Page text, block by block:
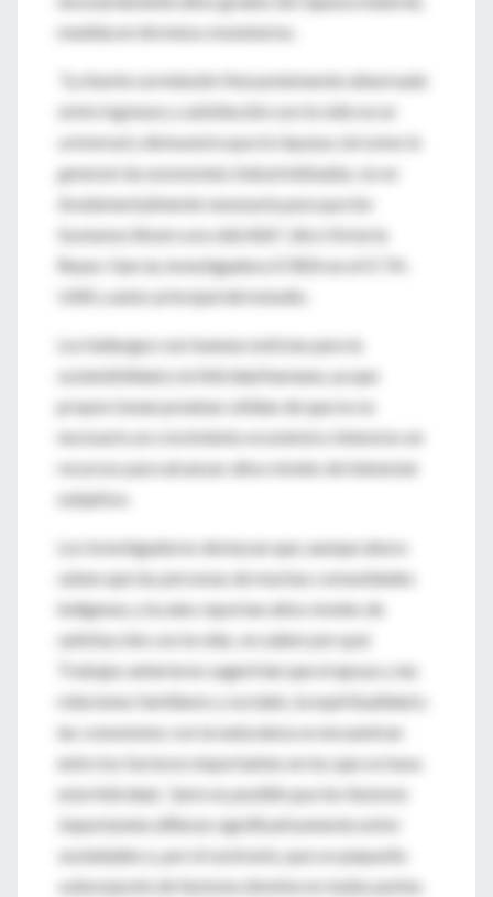
medida en términos monetarios.
"La fuerte correlación frecuentemente observada
entre ingresos y satisfacción con la vida no es
universal y demuestra que la riqueza, tal como la
generan las economías industrializadas, no es
fundamentalmente necesaria para que los
humanos lleven una vida feliz"
, dice Victoria
Reyes-García, investigadora ICREA en el ICTA-
UAB y autor principal del estudio.
Los hallazgos son buenas noticias para la
sostenibilidad y la felicidad humana, ya que
proporcionan pruebas sólidas de que no es
necesario un crecimiento económico intensivo en
recursos para alcanzar altos niveles de bienestar
subjetivo.
Los investigadores destacan que, aunque ahora
saben que las personas de muchas comunidades
indígenas y locales reportan altos niveles de
satisfacción con la vida,
no saben por qué
Trabajos anteriores sugerirían que el apoyo y las
relaciones familiares y sociales, la espiritualidad y
las conexiones con la naturaleza se encuentran
entre los factores importantes en los que se basa
esta felicidad,
"pero es posible que los factores
importantes difieran significativamente entre
sociedades o, por el contrario, que un pequeño
subconjunto de factores domine en todas partes.